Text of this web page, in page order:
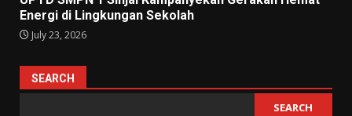
Energi di Lingkungan Sekolah
July 23, 2026
SEARCH
SEARCH